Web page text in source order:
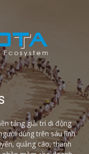
tảng giải trí di động
dùng trên sáu lĩnh
quảng cáo, thanh